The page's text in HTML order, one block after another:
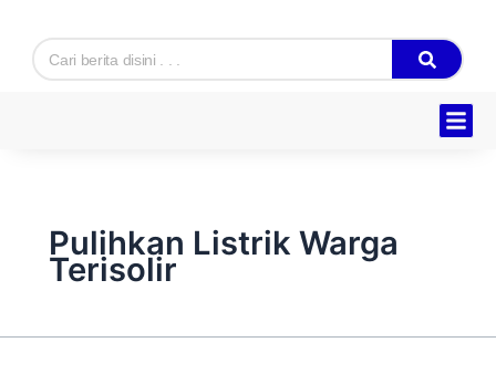
content
Search
Pulihkan Listrik Warga
Terisolir